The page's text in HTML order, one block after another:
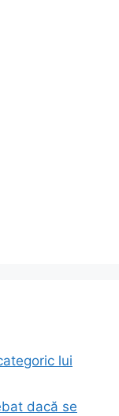
lui
dacă se